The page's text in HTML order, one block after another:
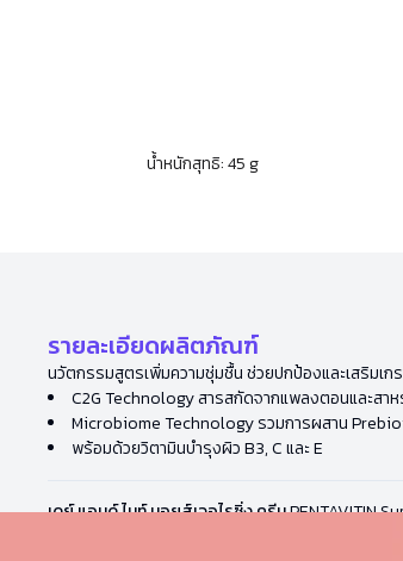
น้ำหนักสุทธิ: 45 g
รายละเอียดผลิตภัณฑ์
นวัตกรรมสูตรเพิ่มความชุ่มชื้น ช่วยปกป้องและเสริมเก
C2G Technology สารสกัดจากแพลงตอนและสาห
Microbiome Technology รวมการผสาน
พร้อมด้วยวิตามินบำรุงผิว B3, C และ E
เดย์ แอนด์ ไนท์ มอยส์เจอไรซิ่ง ครีมPENTAVITIN